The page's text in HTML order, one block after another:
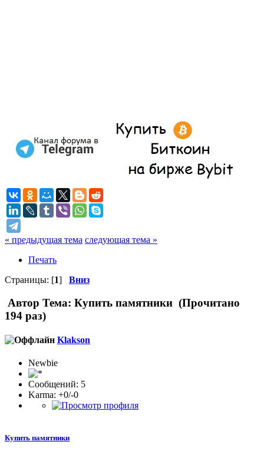
« предыдущая тема следующая тема »
Печать
Страницы: [1] Вниз
Автор Тема: Купить памятники (Прочитано
194 раз)
Klakson
Newbie
Сообщений: 5
Karma: +0/-0
Купить памятники